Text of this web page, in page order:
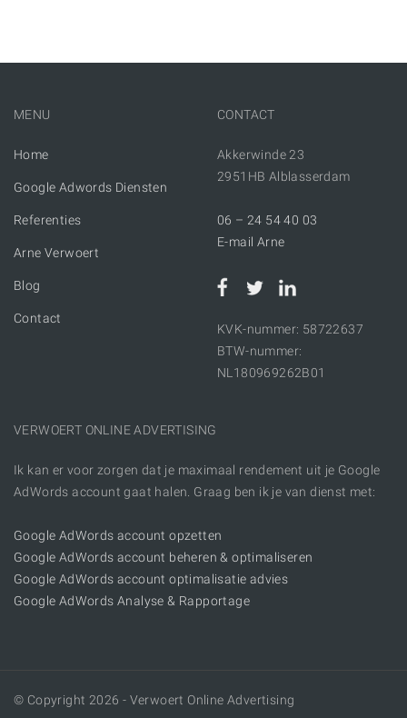
MENU
Home
Google Adwords Diensten
Referenties
Arne Verwoert
Blog
Contact
CONTACT
Akkerwinde 23
2951HB Alblasserdam
06 – 24 54 40 03
E-mail Arne
KVK-nummer: 58722637
BTW-nummer:
NL180969262B01
VERWOERT ONLINE ADVERTISING
Ik kan er voor zorgen dat je maximaal rendement uit je Google
AdWords account gaat halen. Graag ben ik je van dienst met:
Google AdWords account opzetten
Google AdWords account beheren & optimaliseren
Google AdWords account optimalisatie advies
Google AdWords Analyse & Rapportage
© Copyright 2026 - Verwoert Online Advertising